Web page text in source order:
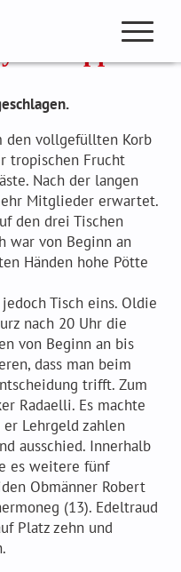
open
– 20 Jahre jung
den vollgefüllten Korb
tropischen Frucht
Nach der langen
Mitglieder erwartet.
den drei Tischen
war von Beginn an
Händen hohe Pötte
Tisch eins. Oldie
nach 20 Uhr die
von Beginn an bis
dass man beim
trifft. Zum
Radaelli. Es machte
Lehrgeld zahlen
ausschied. Innerhalb
es weitere fünf
Obmänner Robert
(13). Edeltraud
Platz zehn und